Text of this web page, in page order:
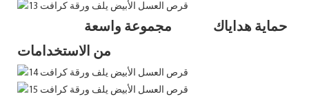
من الاستخدامات